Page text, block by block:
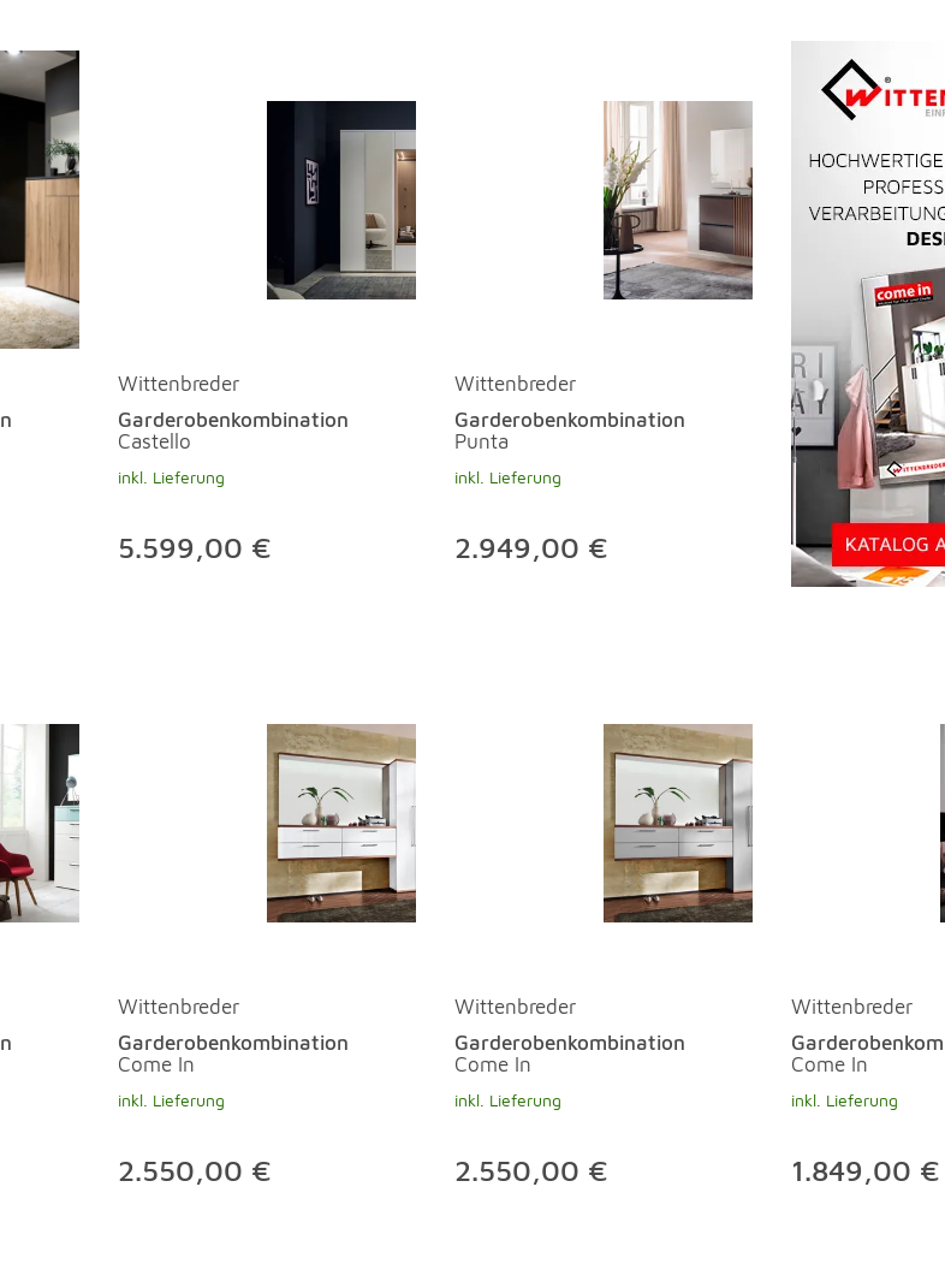
Wittenbreder
Garderobenkombination
Castello
inkl. Lieferung
5.599,00 €
Wittenbreder
Garderobenkombination
Punta
inkl. Lieferung
2.949,00 €
Wittenbreder
Garderobenkombination
Come In
inkl. Lieferung
2.550,00 €
Wittenbreder
Garderobenkombination
Come In
inkl. Lieferung
2.550,00 €
Wittenbreder
Come In
inkl. Lieferung
1.849,00 €